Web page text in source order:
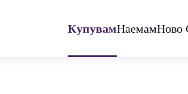
КупувамНаемамНово